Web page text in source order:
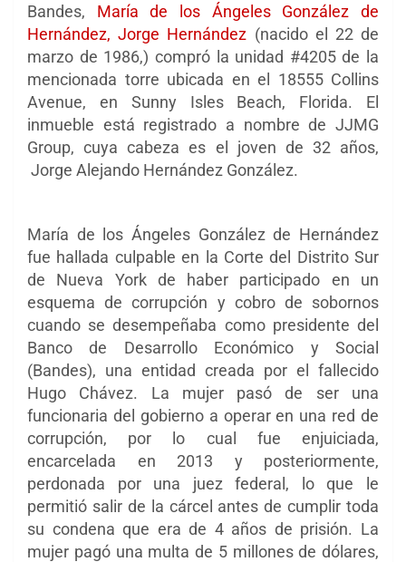
Bandes, María de los Ángeles González de
Hernández, Jorge Hernández (nacido el 22 de
marzo de 1986,) compró la unidad #4205 de la
mencionada torre ubicada en el 18555 Collins
Avenue, en Sunny Isles Beach, Florida. El
inmueble está registrado a nombre de JJMG
Group, cuya cabeza es el joven de 32 años,
Jorge Alejando Hernández González.
María de los Ángeles González de Hernández
fue hallada culpable en la Corte del Distrito Sur
de Nueva York de haber participado en un
esquema de corrupción y cobro de sobornos
cuando se desempeñaba como presidente del
Banco de Desarrollo Económico y Social
(Bandes), una entidad creada por el fallecido
Hugo Chávez. La mujer pasó de ser una
funcionaria del gobierno a operar en una red de
corrupción, por lo cual fue enjuiciada,
encarcelada en 2013 y posteriormente,
perdonada por una juez federal, lo que le
permitió salir de la cárcel antes de cumplir toda
su condena que era de 4 años de prisión. La
mujer pagó una multa de 5 millones de dólares,